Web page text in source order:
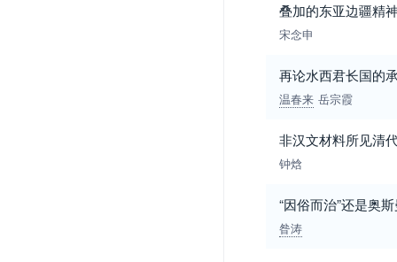
叠加的东亚边疆精
宋念申
再论水西君长国的
温春来 岳宗霞
非汉文材料所见清
钟焓
“因俗而治”还是奥
昝涛